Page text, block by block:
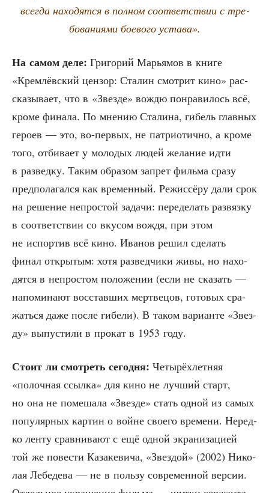
все­гда нахо­дят­ся в пол­ном соот­вет­ствии с тре­
бо­ва­ни­я­ми бое­во­го устава».
На самом деле: Гри­го­рий Марья­мов в кни­ге
«Крем­лёв­ский цен­зор: Ста­лин смот­рит кино» рас­
ска­зы­ва­ет, что в «Звез­де» вождю понра­ви­лось всё,
кро­ме фина­ла. По мне­нию Ста­ли­на, гибель глав­ных
геро­ев — это, во-пер­вых, не пат­ри­о­тич­но, а кро­ме
того, отби­ва­ет у моло­дых людей жела­ние идти
в раз­вед­ку. Таким обра­зом запрет филь­ма сра­зу
пред­по­ла­гал­ся как вре­мен­ный. Режис­сё­ру дали срок
на реше­ние непро­стой зада­чи: пере­де­лать раз­вяз­ку
в соот­вет­ствии со вку­сом вождя, при этом
не испор­тив всё кино. Ива­нов решил сде­лать
финал откры­тым: хотя раз­вед­чи­ки живы, но нахо­
дят­ся в непро­стом поло­же­нии (если не ска­зать —
напо­ми­на­ют вос­став­ших мерт­ве­цов, гото­вых сра­
жать­ся даже после гибе­ли). В таком вари­ан­те «Звез­
ду» выпу­сти­ли в про­кат в 1953 году.
Сто­ит ли смот­реть сего­дня: Четы­рёх­лет­няя
«полоч­ная ссыл­ка» для кино не луч­ший старт,
но она не поме­ша­ла «Звез­де» стать одной из самых
попу­ляр­ных кар­тин о войне сво­е­го вре­ме­ни. Неред­
ко лен­ту срав­ни­ва­ют с ещё одной экра­ни­за­ци­ей
той же пове­сти Каза­ке­ви­ча, «Звез­дой» (2002) Нико­
лая Лебе­де­ва — не в поль­зу совре­мен­ной вер­сии.